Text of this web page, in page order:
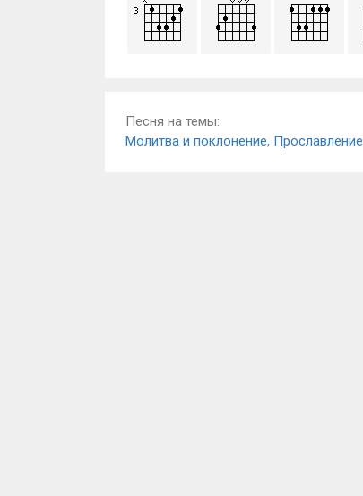
Песня на темы:
Молитва и поклонение, Прославление